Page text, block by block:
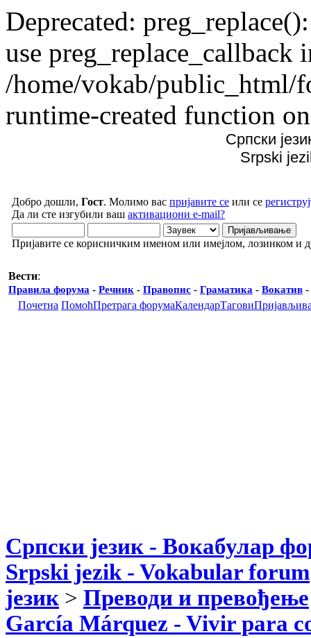
Deprecated:
use preg_replace_callback
/home/vokab/public_html/
runtime-created function
Српски
Srpski
Добро дошли, Гост. Молимо вас пријавите се или се
Да ли сте изгубили ваш активациони e-mail?
Пријавите се корисничким именом или имејлом, лозинком и
Вести:
Правила форума - Речник - Правопис - Граматика - Вокатив -
Почетна ПомоћПретрага форумаКалендарТагови
Српски језик - Вокабулар
Srpski jezik - Vokabular forum
језик > Преводи и превођење
García Márquez - Vivir para